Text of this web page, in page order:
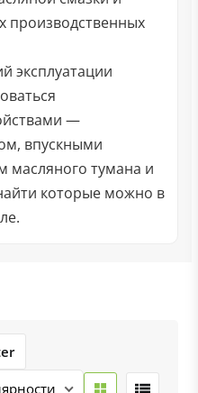
производственных
эксплуатации
—
впускными
масляного тумана и
которые можно в